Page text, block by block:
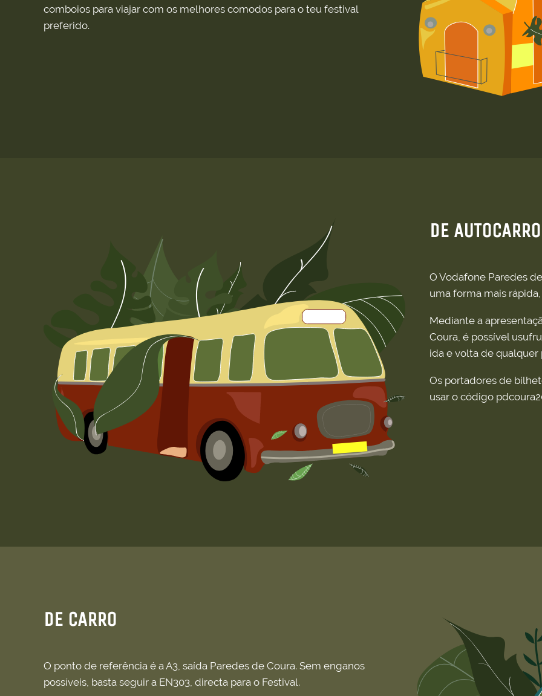
comboios para viajar com os melhores comodos para o teu festival
preferido.
DE AUTOCARRO
O Vodafone Paredes
uma forma mais
Mediante a
Coura, é possível
ida e volta de qualquer
Os portadores de
usar o código
DE CARRO
O ponto de referência é a A3, saída Paredes de Coura. Sem enganos
possíveis, basta seguir a EN303, directa para o Festival.